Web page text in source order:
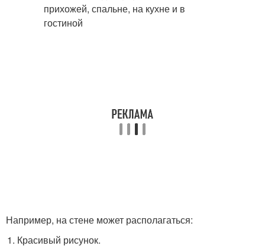
Например, на стене может располагаться:
Красивый рисунок.